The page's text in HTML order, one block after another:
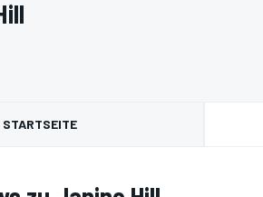
STARTSEITE